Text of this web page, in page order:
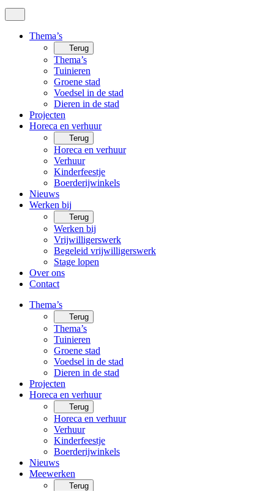
Thema’s
Terug
Thema’s
Tuinieren
Groene stad
Voedsel in de stad
Dieren in de stad
Projecten
Horeca en verhuur
Terug
Horeca en verhuur
Verhuur
Kinderfeestje
Boerderijwinkels
Nieuws
Werken bij
Terug
Werken bij
Vrijwilligerswerk
Begeleid vrijwilligerswerk
Stage lopen
Over ons
Contact
Thema’s
Terug
Thema’s
Tuinieren
Groene stad
Voedsel in de stad
Dieren in de stad
Projecten
Horeca en verhuur
Terug
Horeca en verhuur
Verhuur
Kinderfeestje
Boerderijwinkels
Nieuws
Meewerken
Terug